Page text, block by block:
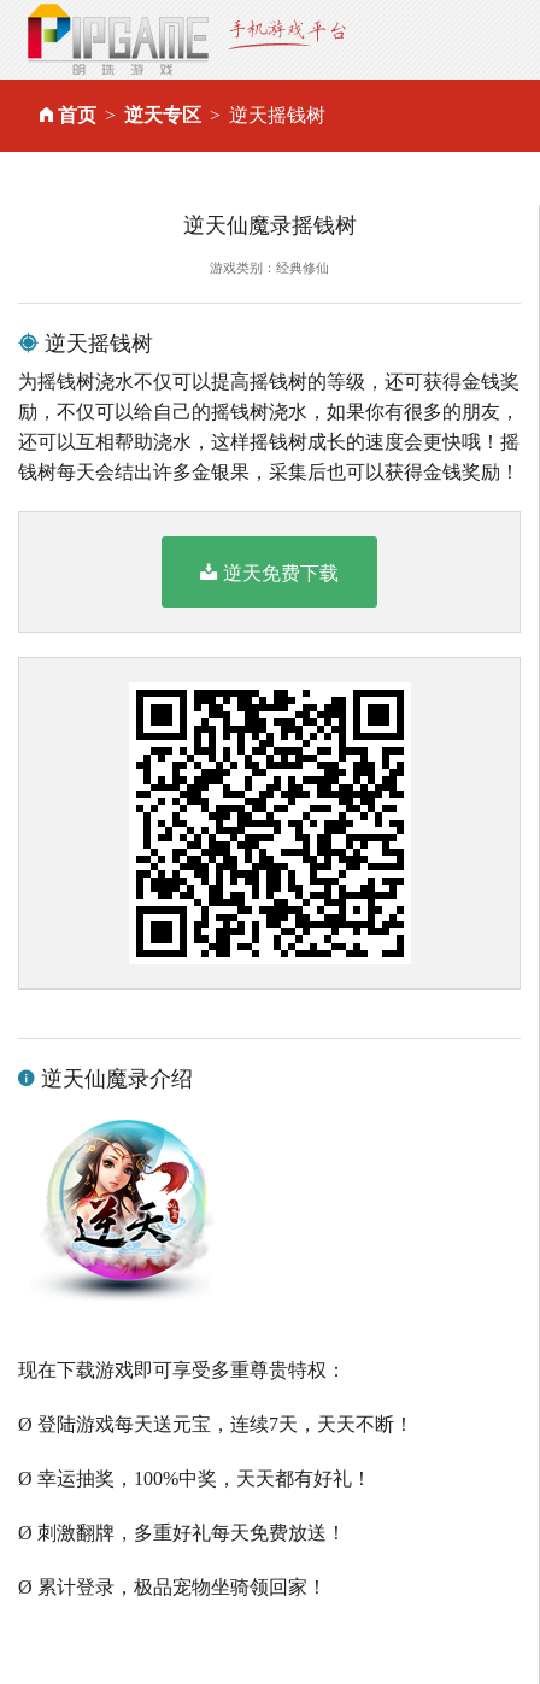
首页 逆天专区 逆天摇钱树
逆天仙魔录摇钱树
游戏类别：经典修仙
逆天摇钱树
为摇钱树浇水不仅可以提高摇钱树的等级，还可获得金钱奖
励，不仅可以给自己的摇钱树浇水，如果你有很多的朋友，
还可以互相帮助浇水，这样摇钱树成长的速度会更快哦！摇
钱树每天会结出许多金银果，采集后也可以获得金钱奖励！
逆天免费下载
逆天仙魔录介绍
现在下载游戏即可享受多重尊贵特权：
Ø 登陆游戏每天送元宝，连续7天，天天不断！
Ø 幸运抽奖，100%中奖，天天都有好礼！
Ø 刺激翻牌，多重好礼每天免费放送！
Ø 累计登录，极品宠物坐骑领回家！